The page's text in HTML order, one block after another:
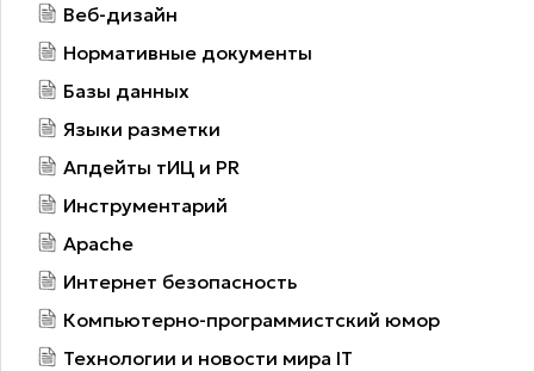
Реклама в интернете
Web сайты
Оптимизация (SEO)
Продвижение сайтов
Поисковые системы
Конкуренция сайтов
Маркетинг
Интернет-маркетинг
Бизнес статьи
Инвестиции и финансы